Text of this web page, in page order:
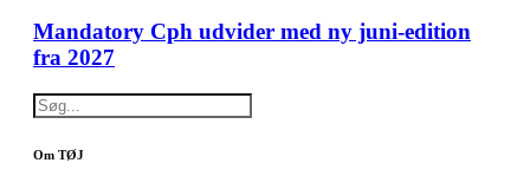
Mandatory Cph udvider med ny juni-edition
fra 2027
Om TØJ